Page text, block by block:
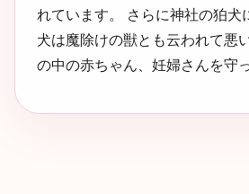
れています。 さらに神社の狛犬
犬は魔除けの獣とも云われて悪
の中の赤ちゃん、妊婦さんを守